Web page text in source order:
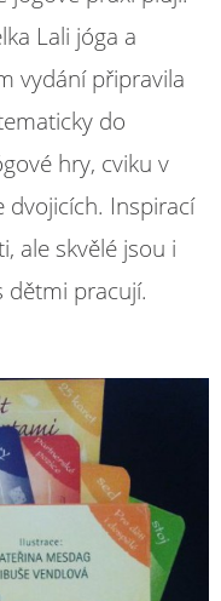
Lali jóga a
vydání připravila
do
hry, cviku v
dvojicích. Inspirací
ale skvělé jsou i
dětmi pracují.